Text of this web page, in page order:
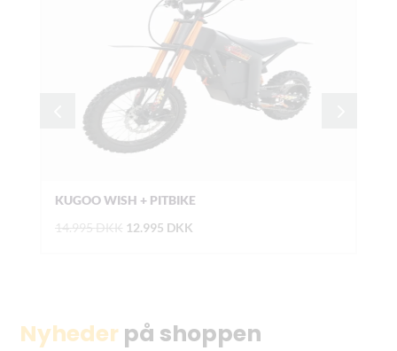
KUGOO WISH + PITBIKE
14.995DKK Den
14.995 DKK.
12.995 DKKDen
Nyheder på shoppen